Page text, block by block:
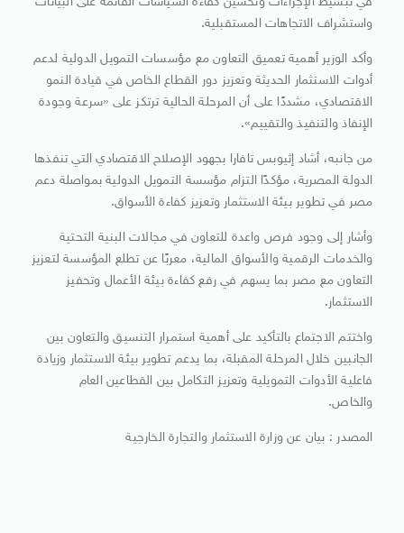
واستشراف الاتجاهات المستقبلية.
وأكد الوزير أهمية تعميق التعاون مع مؤسسات التمويل الدولية لدعم
أدوات الاستثمار الحديثة وتعزيز دور القطاع الخاص في قيادة النمو
الاقتصادي، مشددًا على أن المرحلة الحالية ترتكز على «سرعة وجودة
الإنفاذ والتنفيذ والتقييم».
من جانبه، أشاد إثيوبس تافارا بجهود الإصلاح الاقتصادي التي تنفذها
الدولة المصرية، مؤكدًا التزام مؤسسة التمويل الدولية بمواصلة دعم
مصر في تطوير بيئة الاستثمار وتعزيز كفاءة الأسواق.
وأشار إلى وجود فرص واعدة للتعاون في مجالات البنية التحتية
والخدمات الرقمية والأسواق المالية، معربًا عن تطلع المؤسسة لتعزيز
التعاون مع مصر بما يسهم في رفع كفاءة بيئة الأعمال وتحفيز
الاستثمار.
واختتم الاجتماع بالتأكيد على أهمية استمرار التنسيق والتعاون بين
الجانبين خلال المرحلة المقبلة، بما يدعم تطوير بيئة الاستثمار وزيادة
فاعلية الأدوات التمويلية وتعزيز التكامل بين القطاعين العام
والخاص.
المصدر : بيان عن وزارة الاستثمار والتجارة الخارجية